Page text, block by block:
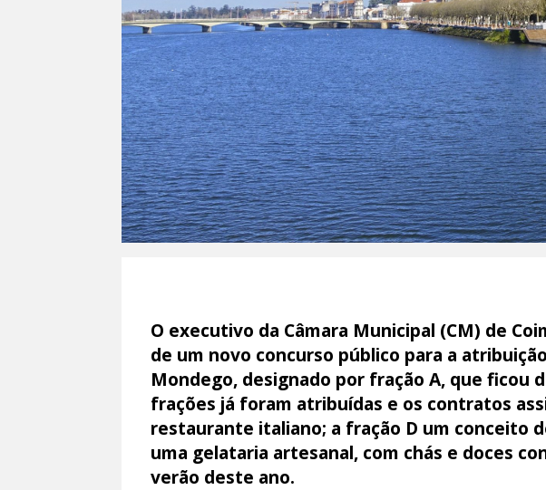
O executivo da Câmara Municipal (CM) de
de um novo concurso público para a
Mondego, designado por fração A, que ficou
frações já foram atribuídas e os contratos
restaurante italiano; a fração D um conceito
uma gelataria artesanal, com chás e doces
verão deste ano.